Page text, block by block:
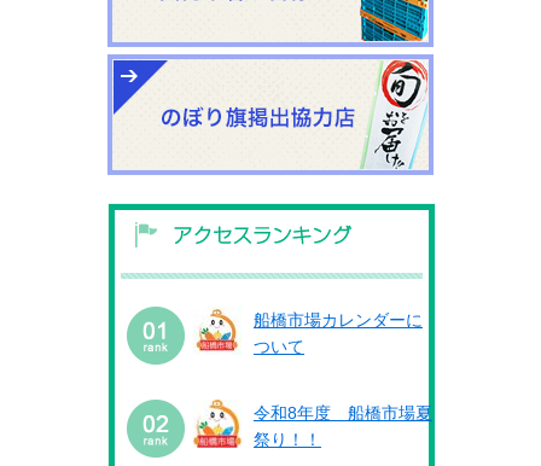
船橋市場カレンダーに
ついて
令和8年度 船橋市場夏
祭り！！